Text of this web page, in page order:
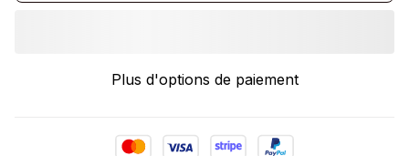
Plus d'options de paiement